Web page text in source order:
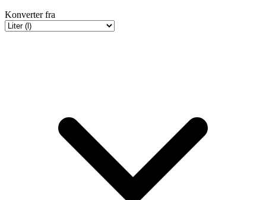
Konverter fra